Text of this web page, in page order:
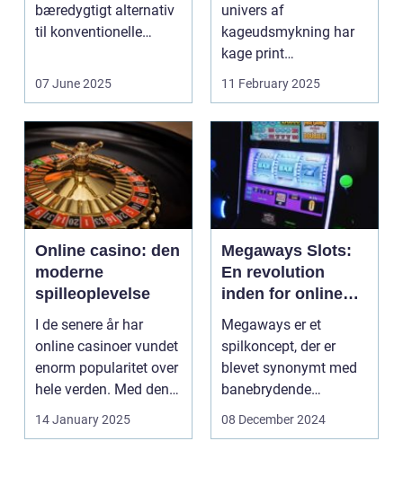
bæredygtigt alternativ
til konventionelle
07 June 2025
univers af
kageudsmykning har
kage print
revolutioneret måden,
11 February 2025
Online casino: den
moderne
spilleoplevelse
I de senere år har
online casinoer vundet
enorm popularitet over
hele verden. Med den
teknolog...
14 January 2025
Megaways Slots:
En revolution
inden for online
spilleautomater
Megaways er et
spilkoncept, der er
blevet synonymt med
banebrydende
innovation inden for
08 December 2024